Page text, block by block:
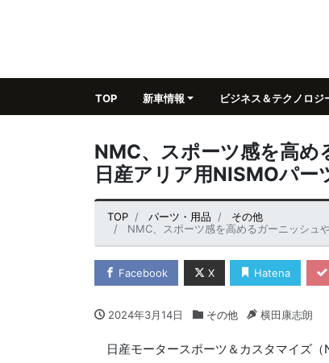
TOP 新車情報 ビジネス＆テクノロジ
NMC、スポーツ感を高
日産アリア用NISMOパー
TOP パーツ・用品
その他
NMC、スポーツ感を高めるガーニッシュ
Facebook X Hatena
2024年3月14日 その他 横田康志朗
日産モータースポーツ＆カスタマイズ（